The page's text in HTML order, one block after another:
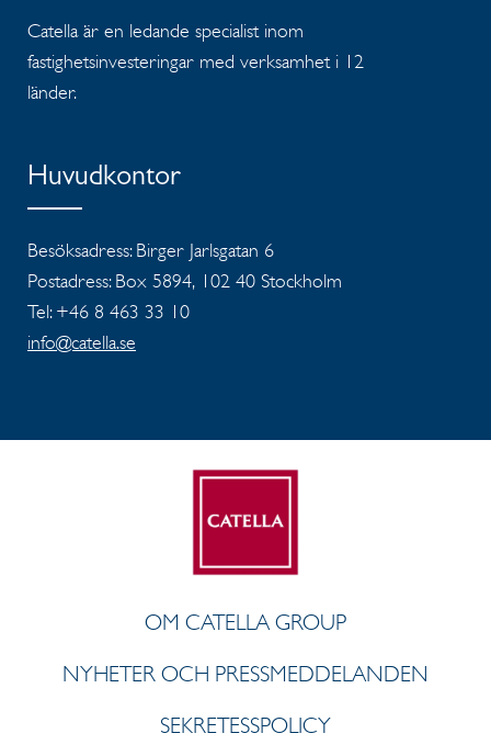
Catella är en ledande specialist inom
fastighetsinvesteringar med verksamhet i 12
länder.
Huvudkontor
Besöksadress: Birger Jarlsgatan 6
Postadress: Box 5894, 102 40 Stockholm
Tel: +46 8 463 33 10
info@catella.se
OM CATELLA GROUP
NYHETER OCH PRESSMEDDELANDEN
SEKRETESSPOLICY